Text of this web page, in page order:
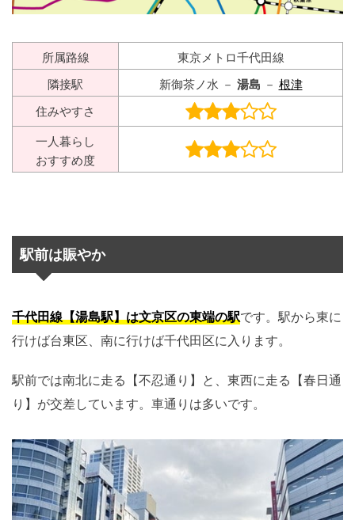
所属路線
東京メトロ千代田線
隣接駅
新御茶ノ水 － 湯島 － 根津
住みやすさ
一人暮らし
おすすめ度
駅前は賑やか
千代田線【湯島駅】は文京区の東端の駅です。駅から東に
行けば台東区、南に行けば千代田区に入ります。
駅前では南北に走る【不忍通り】と、東西に走る【春日通
り】が交差しています。車通りは多いです。